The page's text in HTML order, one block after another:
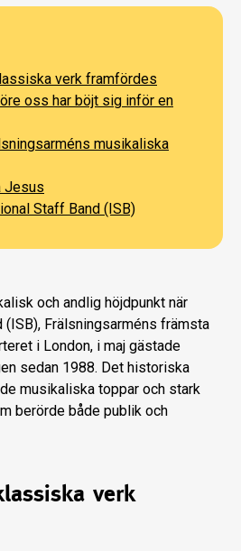
verk framfördes
oss har böjt sig inför en
musikaliska
Jesus
Staff Band (ISB)
och andlig höjdpunkt när
(ISB), Frälsningsarméns främsta
i London, i maj gästade
sedan 1988. Det historiska
musikaliska toppar och stark
berörde både publik och
verk